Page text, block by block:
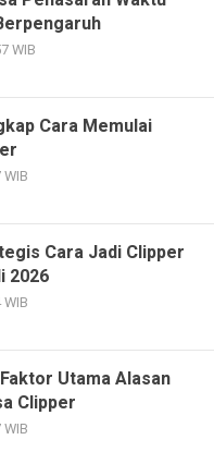
WIB
Cara Memulai
Cara Jadi Clipper
2026
Utama Alasan
Clipper